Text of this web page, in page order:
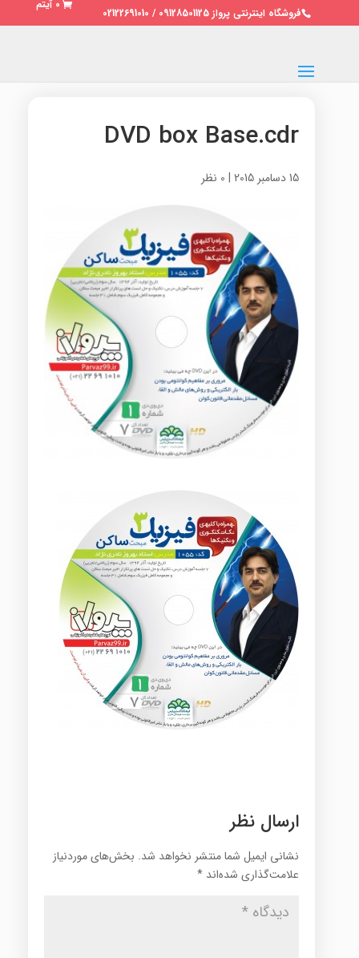
فروشگاه اینترنتی پرواز 09128501125 / 02122691010
0 آیتم
DVD box Base.cdr
15 دسامبر 2015 | 0 نظر
ارسال نظر
نشانی ایمیل شما منتشر نخواهد شد. بخش‌های موردنیاز
علامت‌گذاری شده‌اند *